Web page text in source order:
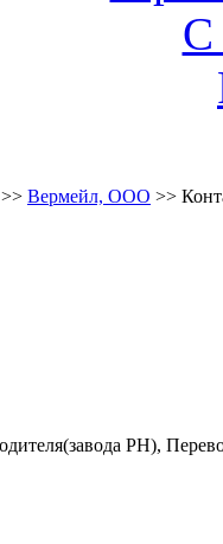
С
>> Вермейл, ООО >>
РН),